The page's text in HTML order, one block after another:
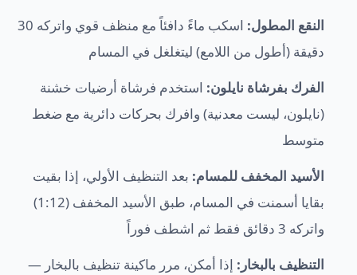
النقع المطول:
اسكب ماءً دافئاً مع منظف قوي واتركه 30
دقيقة (أطول من اللامع) ليتغلغل في المسام
الفرك بفرشاة نايلون: استخدم فرشاة أرضيات خشنة
(نايلون، ليست معدنية) وافرك بحركات دائرية مع ضغط
متوسط
الأسيد المخفف للمسام: بعد التنظيف الأولي، إذا بقيت
بقايا أسمنت في المسام، طبق الأسيد المخفف (1:12)
واتركه 3 دقائق فقط ثم اشطف فوراً
التنظيف بالبخار: إذا أمكن، مرر ماكينة تنظيف بالبخار —